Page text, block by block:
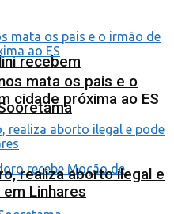
recebem
mata os pais e o
cidade próxima ao ES
realiza aborto ilegal e
Linhares